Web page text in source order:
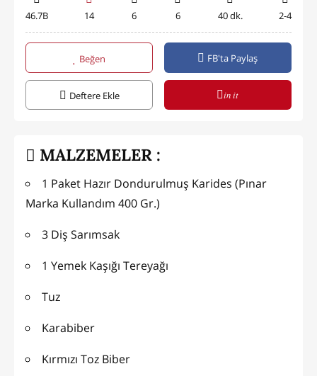
46.7B 14 6 6 40 dk. 2-4
Beğen FB'ta Paylaş
Deftere Ekle in it
MALZEMELER :
1 Paket Hazır Dondurulmuş Karides (Pınar
Marka Kullandım 400 Gr.)
3 Diş Sarımsak
1 Yemek Kaşığı Tereyağı
Tuz
Karabiber
Kırmızı Toz Biber